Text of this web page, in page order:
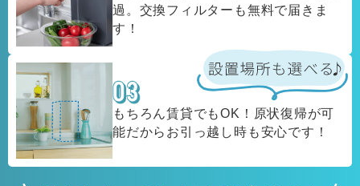
過。交換フィルターも無料で届きま
す！
もちろん賃貸でもOK！原状復帰が可
能だからお引っ越し時も安心です！